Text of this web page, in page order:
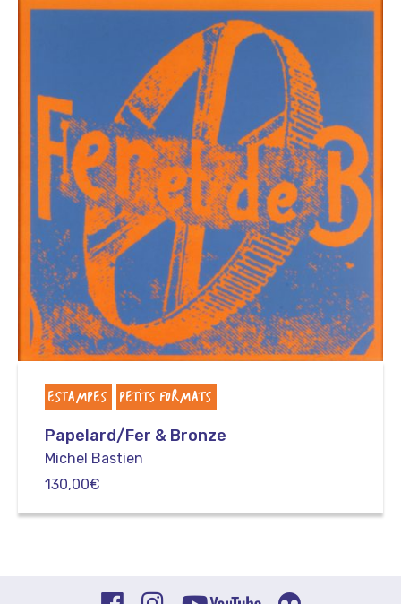
ESTAMPES PETITS FORMATS
Papelard/Fer & Bronze
Michel Bastien
130,00€